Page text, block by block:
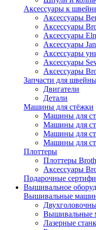
Аксессуары к
Аксессуары
Аксессуары
Аксессуары
Аксессуары
Аксессуары
Аксессуары
Аксессуары
Запчасти для
Двигатели
Детали
Машины для стёжки
Машины для
Машины для
Машины для
Машины для
Плоттеры
Плоттеры
Аксессуары
Подарочные
Вышивальное
Вышивальные
Вышивальные
Лазерные